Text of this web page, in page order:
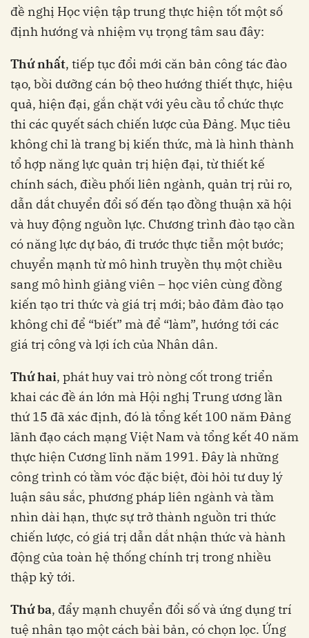
đề nghị Học viện tập trung thực hiện tốt một số
định hướng và nhiệm vụ trọng tâm sau đây:
Thứ nhất, tiếp tục đổi mới căn bản công tác đào
tạo, bồi dưỡng cán bộ theo hướng thiết thực, hiệu
quả, hiện đại, gắn chặt với yêu cầu tổ chức thực
thi các quyết sách chiến lược của Đảng. Mục tiêu
không chỉ là trang bị kiến thức, mà là hình thành
tổ hợp năng lực quản trị hiện đại, từ thiết kế
chính sách, điều phối liên ngành, quản trị rủi ro,
dẫn dắt chuyển đổi số đến tạo đồng thuận xã hội
và huy động nguồn lực. Chương trình đào tạo cần
có năng lực dự báo, đi trước thực tiễn một bước;
chuyển mạnh từ mô hình truyền thụ một chiều
sang mô hình giảng viên – học viên cùng đồng
kiến tạo tri thức và giá trị mới; bảo đảm đào tạo
không chỉ để “biết” mà để “làm”, hướng tới các
giá trị công và lợi ích của Nhân dân.
Thứ hai, phát huy vai trò nòng cốt trong triển
khai các đề án lớn mà Hội nghị Trung ương lần
thứ 15 đã xác định, đó là tổng kết 100 năm Đảng
lãnh đạo cách mạng Việt Nam và tổng kết 40 năm
thực hiện Cương lĩnh năm 1991. Đây là những
công trình có tầm vóc đặc biệt, đòi hỏi tư duy lý
luận sâu sắc, phương pháp liên ngành và tầm
nhìn dài hạn, thực sự trở thành nguồn tri thức
chiến lược, có giá trị dẫn dắt nhận thức và hành
động của toàn hệ thống chính trị trong nhiều
thập kỷ tới.
Thứ ba, đẩy mạnh chuyển đổi số và ứng dụng trí
tuệ nhân tạo một cách bài bản, có chọn lọc. Ứng